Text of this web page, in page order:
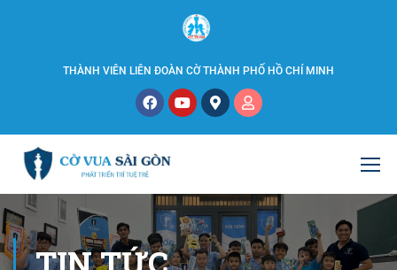
THÀNH VIÊN LIÊN ĐOÀN CỜ THÀNH PHỐ HỒ CHÍ MINH
TIN TỨC